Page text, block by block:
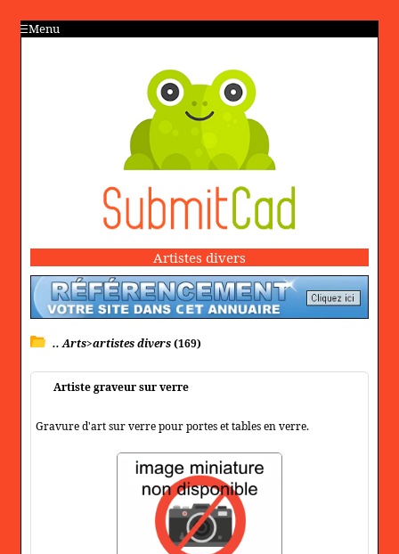
Menu
Artistes divers
.. Arts>artistes divers(169)
Artiste graveur sur verre
Gravure d'art sur verre pour portes et tables en verre.